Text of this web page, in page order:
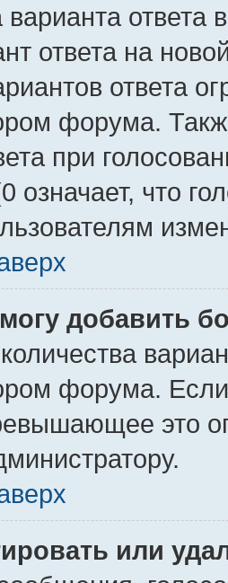
ответа
ответа на
ответа
форума.
при
означает, что
добавить
форума.
это
или